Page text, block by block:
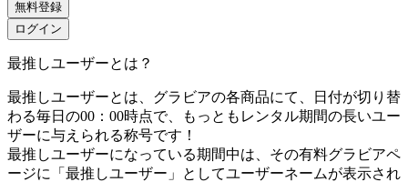
無料登録
ログイン
最推しユーザーとは？
最推しユーザーとは、グラビアの各商品にて、日付が切り替
わる毎日の00：00時点で、
もっともレンタル期間の長いユー
ザーに与えられる称号です！
最推しユーザーになっている期間中は、 その有料グラビアペ
ージに「最推しユーザー」としてユーザーネームが表示され